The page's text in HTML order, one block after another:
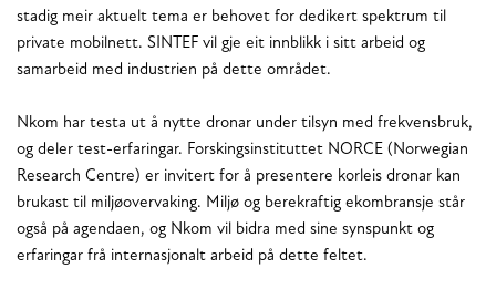
stadig meir aktuelt tema er behovet for dedikert spektrum til
private mobilnett. SINTEF vil gje eit innblikk i sitt arbeid og
samarbeid med industrien på dette området.
Nkom har testa ut å nytte dronar under tilsyn med frekvensbruk,
og deler test-erfaringar. Forskingsinstituttet NORCE (Norwegian
Research Centre) er invitert for å presentere korleis dronar kan
brukast til miljøovervaking. Miljø og berekraftig ekombransje står
også på agendaen, og Nkom vil bidra med sine synspunkt og
erfaringar frå internasjonalt arbeid på dette feltet.